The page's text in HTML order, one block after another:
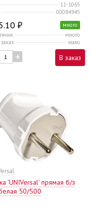
11-1065
00084945
₽
много
много
мало
+ В заказ
'UNIVersal' прямая б/з
50/500